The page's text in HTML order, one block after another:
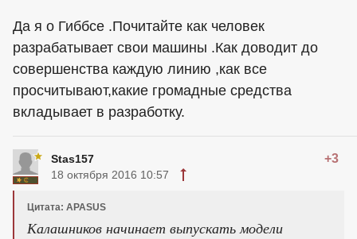
Да я о Гиббсе .Почитайте как человек
разрабатывает свои машины .Как доводит до
совершенства каждую линию ,как все
просчитывают,какие громадные средства
вкладывает в разработку.
Stas157 +3
18 октября 2016 10:57
Цитата: APASUS
Калашников начинает выпускать модели